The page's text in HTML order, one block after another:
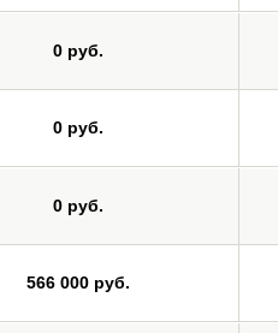
0 руб.
0 руб.
0 руб.
566 000 руб.